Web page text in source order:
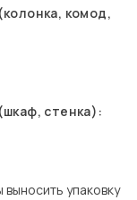
комод,
стенка):
упаковку